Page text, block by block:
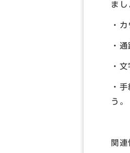
まし
・
・
・
・
う。
関連